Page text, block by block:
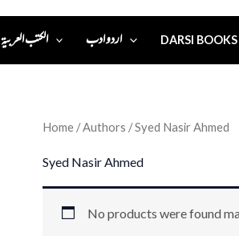
الكتب العربية اردو ادب DARSI BOOKS
Home / Authors / Syed Nasir Ahmed
Syed Nasir Ahmed
No products were found